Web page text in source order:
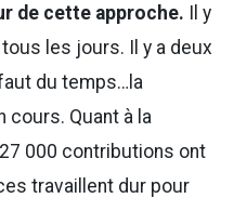
de cette approche. Il y
les jours. Il y a deux
du temps…la
cours. Quant à la
000 contributions ont
travaillent dur pour